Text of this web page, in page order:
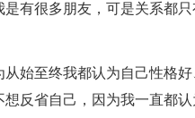
有很多朋友，可是关系都
始至终我都认为自己性格
反省自己，因为我一直都